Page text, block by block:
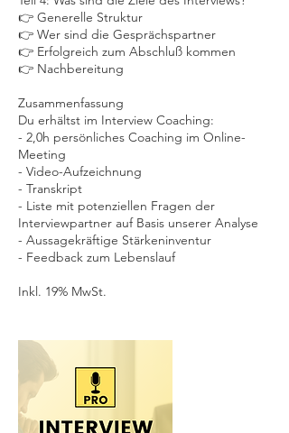
👉 Generelle Struktur
👉 Wer sind die Gesprächspartner
👉 Erfolgreich zum Abschluß kommen
👉 Nachbereitung
Zusammenfassung
Du erhältst im Interview Coaching:
- 2,0h persönliches Coaching im Online-
Meeting
- Video-Aufzeichnung
- Transkript
- Liste mit potenziellen Fragen der
Interviewpartner auf Basis unserer Analyse
- Aussagekräftige Stärkeninventur
- Feedback zum Lebenslauf
Inkl. 19% MwSt.